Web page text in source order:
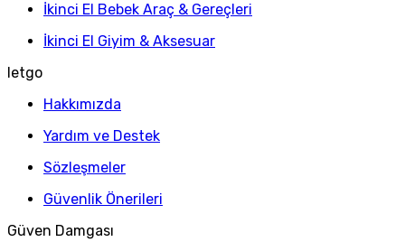
İkinci El Bebek Araç & Gereçleri
İkinci El Giyim & Aksesuar
letgo
Hakkımızda
Yardım ve Destek
Sözleşmeler
Güvenlik Önerileri
Güven Damgası